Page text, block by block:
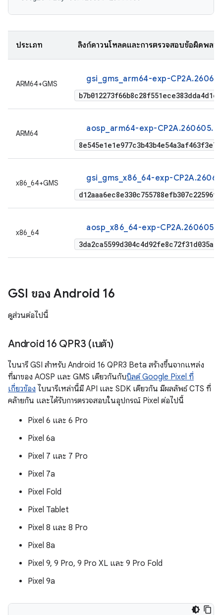
ประเภท ลิงก์ดาวน์โหลดและการตรวจสอบข้อผิดพลา
ARM64+GMS gsi_gms_arm64-exp-
ARM64 aosp_arm64-exp-
x86_64+GMS gsi_gms_x86_64-exp-
x86_64 aosp_x86_64-exp-
GSI ของ Android 16
ดูส่วนต่อไปนี้
Android 16 QPR3 (เบต้า)
ไบนารี GSI สำหรับ Android 16 QPR3 Beta สร้างขึ้นจากแหล่ง
ที่มาของ AOSP และ GMS เดียวกันกับบิลด์ Google Pixel ที่
เกี่ยวข้อง ไบนารีเหล่านี้มี API และ SDK เดียวกัน มีผลลัพธ์ CTS ที่
คล้ายกัน และได้รับการตรวจสอบในอุปกรณ์ Pixel ต่อไปนี้
Pixel 6 และ 6 Pro
Pixel 6a
Pixel 7 และ 7 Pro
Pixel 7a
Pixel Fold
Pixel Tablet
Pixel 8 และ 8 Pro
Pixel 8a
Pixel 9, 9 Pro, 9 Pro XL และ 9 Pro Fold
Pixel 9a